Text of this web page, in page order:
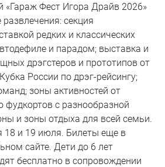
«Гараж Фест Игора Драйв 2026»
секция
редких и классических
и парадом; выставка и
дрэгстеров и прототипов от
России по дрэг-рейсингу;
зоны активностей от
фудкортов с разнообразной
и зоны отдыха для всей семьи.
18 и 19 июля. Билеты еще в
сайте. Дети до 6 лет
бесплатно в сопровождении